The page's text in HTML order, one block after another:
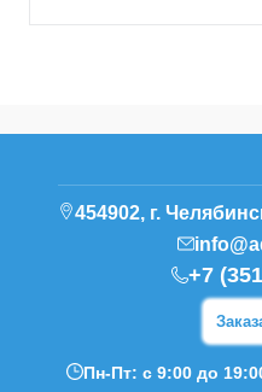
454902, г.
+7
Пн-Пт: с 9:00 до